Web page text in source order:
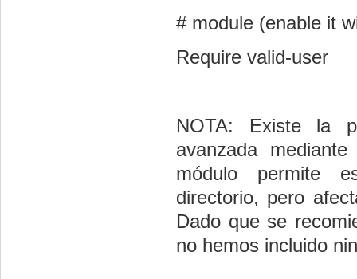
# module (enable it
Require valid-user
NOTA: Existe la
avanzada
módulo permite
directorio, pero
Dado que se
no hemos incluido